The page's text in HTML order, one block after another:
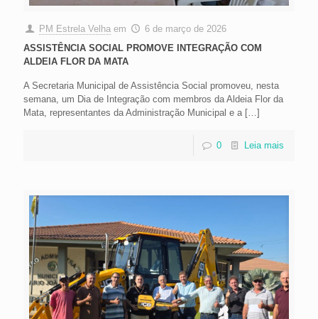
PM Estrela Velha em
6 de março de 2026
ASSISTÊNCIA SOCIAL PROMOVE INTEGRAÇÃO COM
ALDEIA FLOR DA MATA
A Secretaria Municipal de Assistência Social promoveu, nesta
semana, um Dia de Integração com membros da Aldeia Flor da
Mata, representantes da Administração Municipal e a […]
0 Leia mais